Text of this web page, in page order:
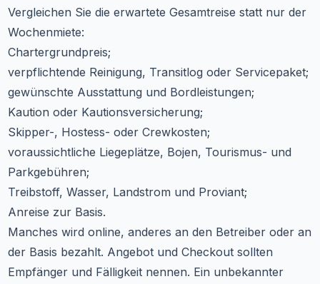
Vergleichen Sie die erwartete Gesamtreise statt nur der
Wochenmiete:
Chartergrundpreis;
verpflichtende Reinigung, Transitlog oder Servicepaket;
gewünschte Ausstattung und Bordleistungen;
Kaution oder Kautionsversicherung;
Skipper-, Hostess- oder Crewkosten;
voraussichtliche Liegeplätze, Bojen, Tourismus- und
Parkgebühren;
Treibstoff, Wasser, Landstrom und Proviant;
Anreise zur Basis.
Manches wird online, anderes an den Betreiber oder an
der Basis bezahlt. Angebot und Checkout sollten
Empfänger und Fälligkeit nennen. Ein unbekannter